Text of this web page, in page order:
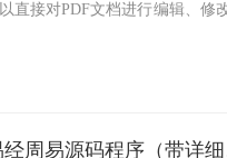
直接对PDF文档进行编辑、修